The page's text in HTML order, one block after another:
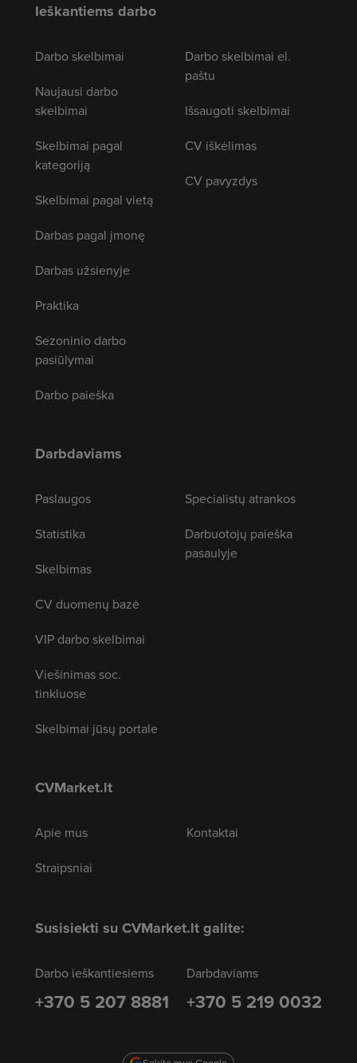
Ieškantiems darbo
Darbo skelbimai
Naujausi darbo
skelbimai
Skelbimai pagal
kategoriją
Skelbimai pagal vietą
Darbas pagal įmonę
Darbas užsienyje
Praktika
Sezoninio darbo
pasiūlymai
Darbo paieška
Darbo skelbimai el.
paštu
Išsaugoti skelbimai
CV iškėlimas
CV pavyzdys
Darbdaviams
Paslaugos
Statistika
Skelbimas
CV duomenų bazė
VIP darbo skelbimai
Viešinimas soc.
tinkluose
Skelbimai jūsų portale
Specialistų atrankos
Darbuotojų paieška
pasaulyje
CVMarket.lt
Apie mus
Straipsniai
Kontaktai
Susisiekti su CVMarket.lt galite:
Darbo ieškantiesiems
+370 5 207 8881
Darbdaviams
+370 5 219 0032